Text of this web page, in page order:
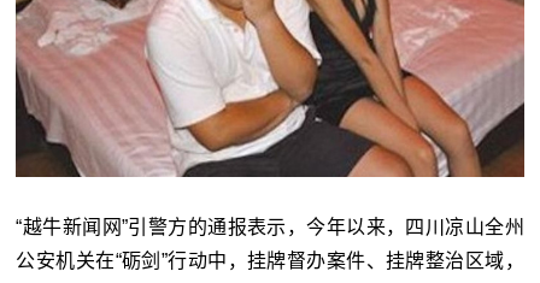
“越牛新闻网”引警方的通报表示，今年以来，四川凉山全州
公安机关在“砺剑”行动中，挂牌督办案件、挂牌整治区域，